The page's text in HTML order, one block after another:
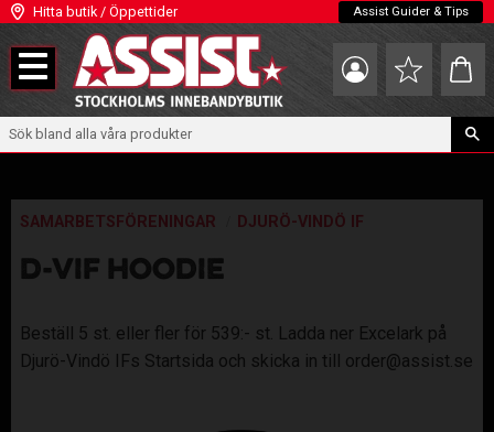
Meny
Hitta butik / Öppettider Assist Guider & Tips
Favoriter
SAMARBETSFÖRENINGAR DJURÖ-VINDÖ IF
D-VIF HOODIE
Beställ 5 st. eller fler för 539:- st. Ladda ner Excelark på
Djurö-Vindö IFs Startsida och skicka in till order@assist.se